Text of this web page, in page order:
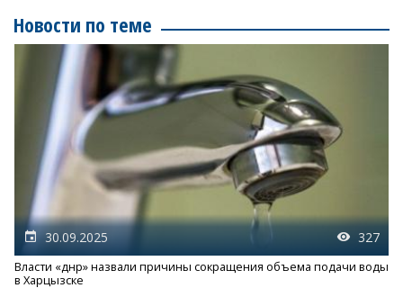
Новости по теме
30.09.2025 327
Власти «днр» назвали причины сокращения объема подачи воды
в Харцызске